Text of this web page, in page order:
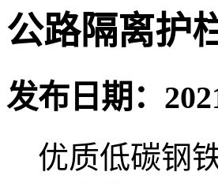
公路隔离护
发布日期：
优质低碳钢